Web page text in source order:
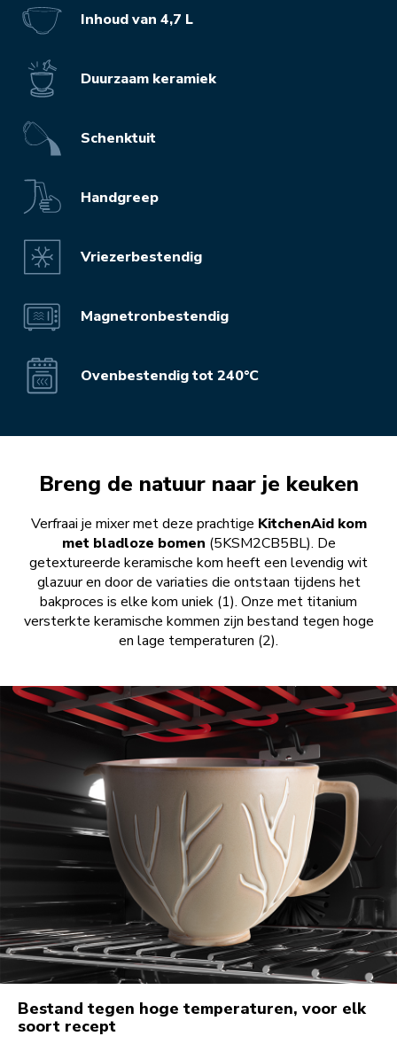
Inhoud van 4,7 L
Duurzaam keramiek
Schenktuit
Handgreep
Vriezerbestendig
Magnetronbestendig
Ovenbestendig tot 240°C
Breng de natuur naar je keuken
Verfraai je mixer met deze prachtige KitchenAid kom
met bladloze bomen (5KSM2CB5BL). De
getextureerde keramische kom heeft een levendig wit
glazuur en door de variaties die ontstaan tijdens het
bakproces is elke kom uniek (1). Onze met titanium
versterkte keramische kommen zijn bestand tegen hoge
en lage temperaturen (2).
Bestand tegen hoge temperaturen, voor elk
soort recept